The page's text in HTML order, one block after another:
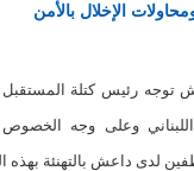
الإخلال بالأمن
توجه رئيس كتلة المستقبل
وعلى وجه
لدى داعش بالتهنئة بهذه